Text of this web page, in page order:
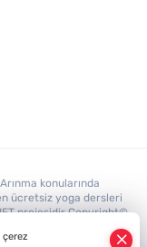
ve İradenin Enerji
konularında
ücretsiz yoga dersleri
projesidir Copyright©
çerez